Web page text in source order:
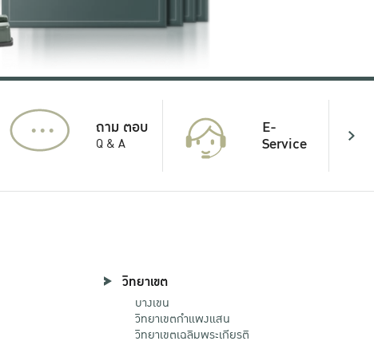
... ถาม ตอบ
Q & A
E-
Service
วิทยาเขต
บางเขน
วิทยาเขตกําแพงแสน
วิทยาเขตเฉลิมพระเกียรติ